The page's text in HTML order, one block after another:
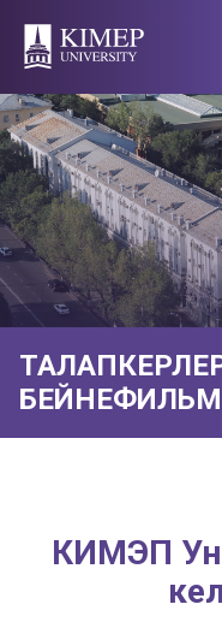
БЕЙНЕФИЛЬМ
КИМЭП